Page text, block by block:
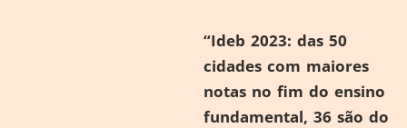
“Ideb 2023: das 50
cidades com maiores
notas no fim do ensino
fundamental, 36 são do